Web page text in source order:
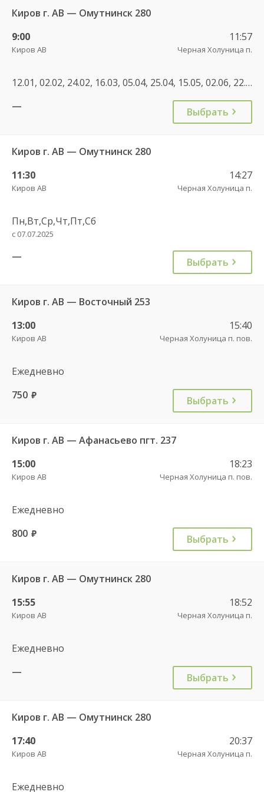
Киров г. АВ — Омутнинск 280
9:00
Киров АВ
11:57
Черная Холуница п.
12.01, 02.02, 24.02, 16.03, 05.04, 25.04, 15.05, 02.06, 22.06, 10.07, 28.07, 15.08, 02.09, 22.09, 12.10, 02.11, 23.11, 13.12
—
Выбрать
Киров г. АВ — Омутнинск 280
11:30
Киров АВ
14:27
Черная Холуница п.
Пн,Вт,Ср,Чт,Пт,Сб
с 07.07.2025
— Выбрать
Киров г. АВ — Восточный 253
13:00
Киров АВ
15:40
Черная Холуница п. пов.
Ежедневно
750 руб. Выбрать
Киров г. АВ — Афанасьево пгт. 237
15:00
Киров АВ
18:23
Черная Холуница п. пов.
Ежедневно
800 руб. Выбрать
Киров г. АВ — Омутнинск 280
15:55
Киров АВ
18:52
Черная Холуница п.
Ежедневно
—
Выбрать
Киров г. АВ — Омутнинск 280
17:40
Киров АВ
20:37
Черная Холуница п.
Ежедневно